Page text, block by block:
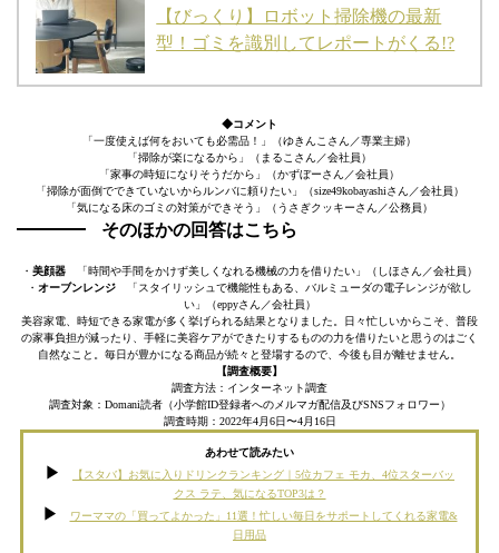
【びっくり】ロボット掃除機の最新
型！ゴミを識別してレポートがくる!?
◆コメント
「一度使えば何をおいても必需品！」（ゆきんこさん／専業主婦）
「掃除が楽になるから」（まるこさん／会社員）
「家事の時短になりそうだから」（かずぼーさん／会社員）
「掃除が面倒でできていないからルンバに頼りたい」（size49kobayashiさん／会社員）
「気になる床のゴミの対策ができそう」（うさぎクッキーさん／公務員）
そのほかの回答はこちら
・ 美顔器 「時間や手間をかけず美しくなれる機械の力を借りたい」（しほさん／会社員）
・ オーブンレンジ 「スタイリッシュで機能性もある、バルミューダの電子レンジが欲し
い」（eppyさん／会社員）
美容家電、時短できる家電が多く挙げられる結果となりました。日々忙しいからこそ、普段
の家事負担が減ったり、手軽に美容ケアができたりするものの力を借りたいと思うのはごく
自然なこと。毎日が豊かになる商品が続々と登場するので、今後も目が離せません。
【調査概要】
調査方法：インターネット調査
調査対象：Domani読者（小学館ID登録者へのメルマガ配信及びSNSフォロワー）
調査時期：2022年4月6日〜4月16日
あわせて読みたい
【スタバ】お気に入りドリンクランキング｜5位カフェ モカ、4位スターバッ
クス ラテ、気になるTOP3は？
ワーママの「買ってよかった」11選！忙しい毎日をサポートしてくれる家電&
日用品